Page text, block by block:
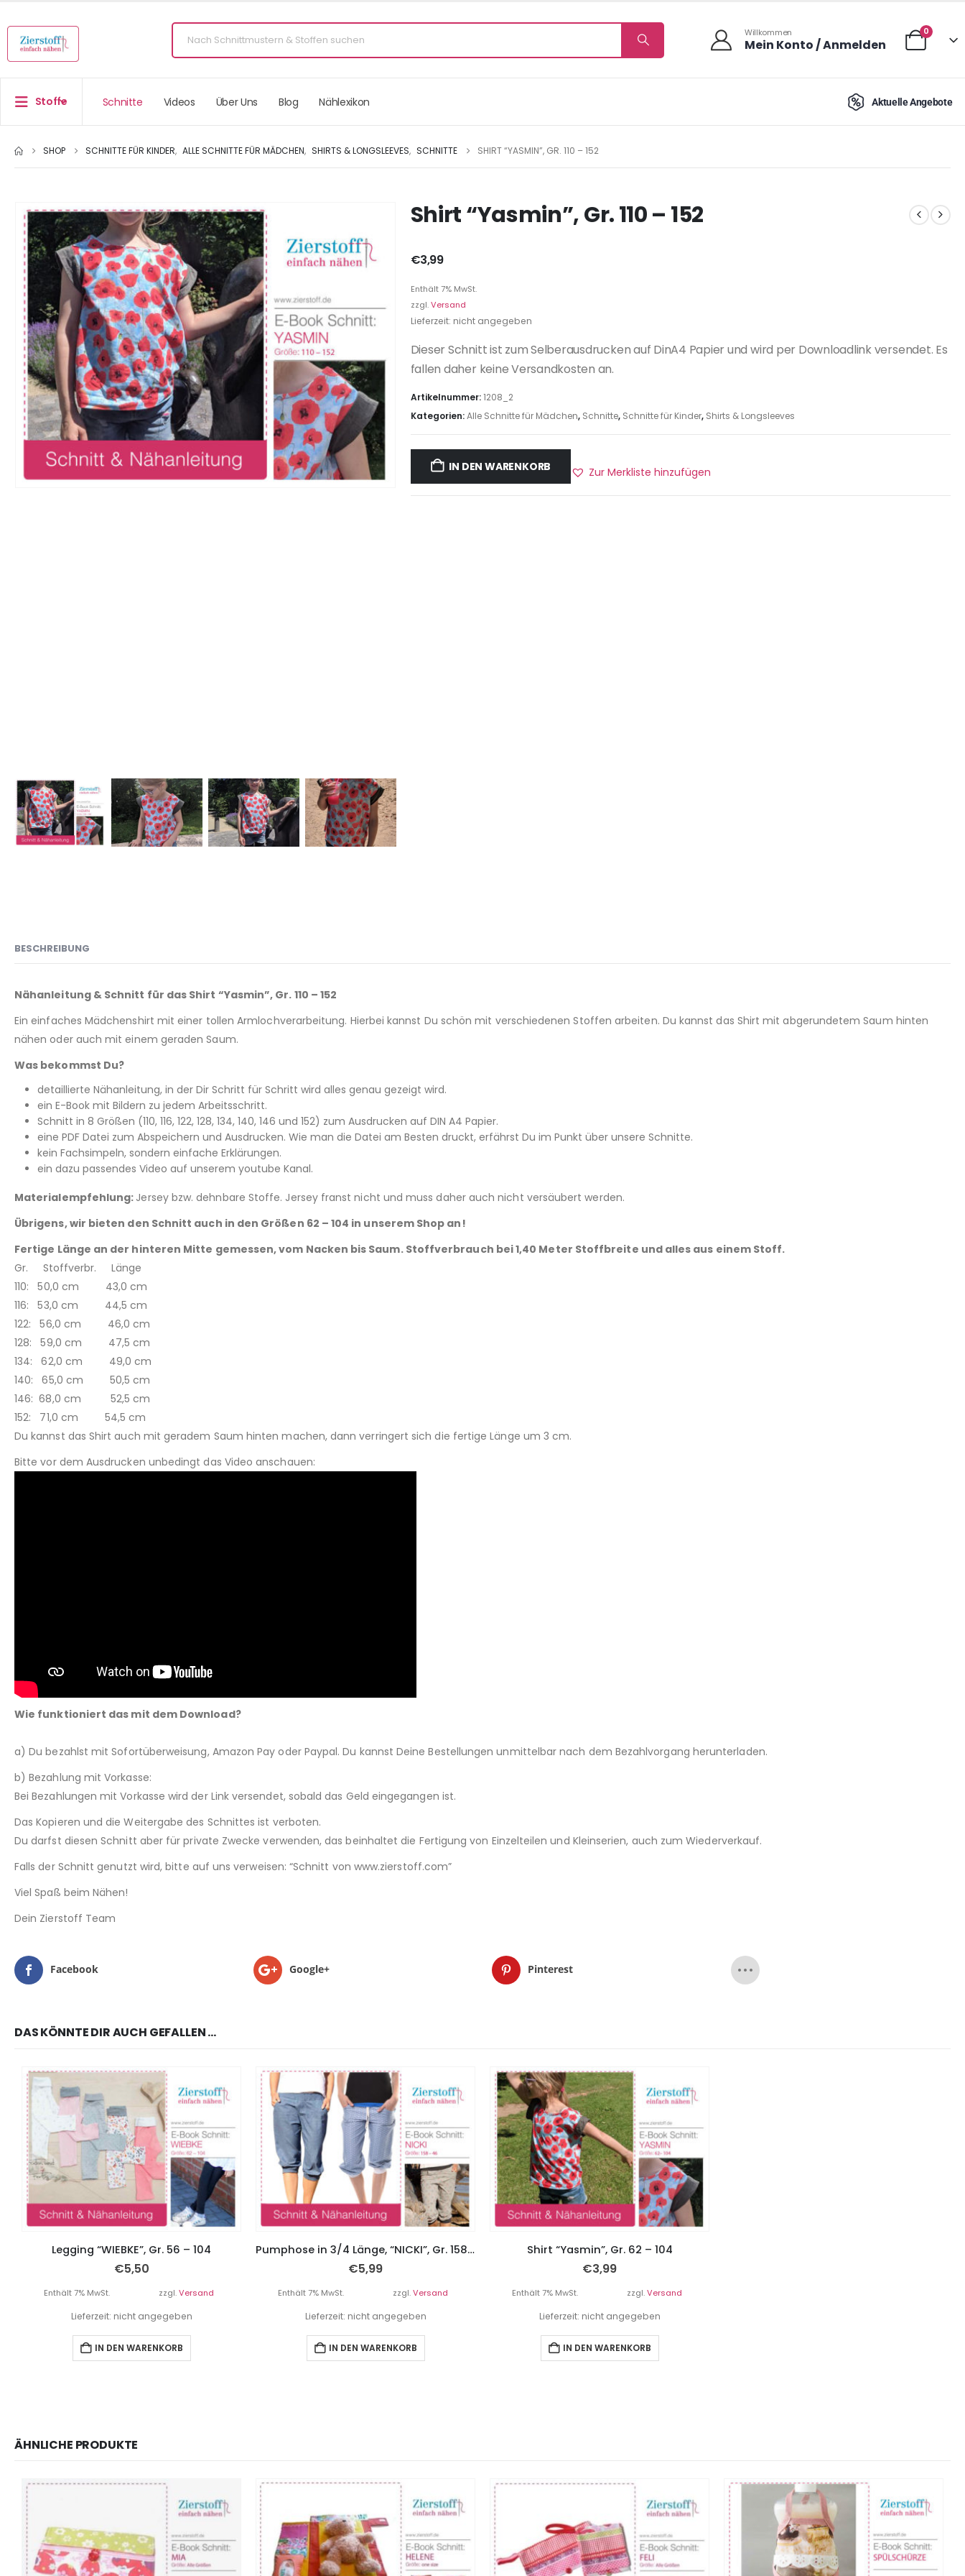
Willkommen
Mein Konto / Anmelden
0
Stoffe Schnitte Videos Über Uns Blog Nählexikon Aktuelle Angebote
SHOP SCHNITTE FÜR KINDER, ALLE SCHNITTE FÜR MÄDCHEN, SHIRTS & LONGSLEEVES, SCHNITTE SHIRT “YASMIN”, GR. 110 – 152
Shirt “Yasmin”, Gr. 110 – 152
€3,99
Enthält 7% MwSt.
zzgl.Versand
Lieferzeit: nicht angegeben
Dieser Schnitt ist zum Selberausdrucken auf DinA4 Papier und wird per Downloadlink versendet. Es
fallen daher keine Versandkosten an.
Artikelnummer:1208_2
Kategorien:Alle Schnitte für Mädchen, Schnitte, Schnitte für Kinder, Shirts & Longsleeves
IN DEN WARENKORB Zur Merkliste hinzufügen
BESCHREIBUNG
Nähanleitung & Schnitt für das Shirt “Yasmin”, Gr. 110 – 152
Ein einfaches Mädchenshirt mit einer tollen Armlochverarbeitung. Hierbei kannst Du schön mit verschiedenen Stoffen arbeiten. Du kannst das Shirt mit abgerundetem Saum hinten
nähen oder auch mit einem geraden Saum.
Was bekommst Du?
detaillierte Nähanleitung, in der Dir Schritt für Schritt wird alles genau gezeigt wird.
ein E-Book mit Bildern zu jedem Arbeitsschritt.
Schnitt in 8 Größen (110, 116, 122, 128, 134, 140, 146 und 152) zum Ausdrucken auf DIN A4 Papier.
eine PDF Datei zum Abspeichern und Ausdrucken. Wie man die Datei am Besten druckt, erfährst Du im Punkt über unsere Schnitte.
kein Fachsimpeln, sondern einfache Erklärungen.
ein dazu passendes Video auf unserem youtube Kanal.
Materialempfehlung: Jersey bzw. dehnbare Stoffe. Jersey franst nicht und muss daher auch nicht versäubert werden.
Übrigens, wir bieten den Schnitt auch in den Größen 62 – 104 in unserem Shop an!
Fertige Länge an der hinteren Mitte gemessen, vom Nacken bis Saum. Stoffverbrauch bei 1,40 Meter Stoffbreite und alles aus einem Stoff.
Gr. Stoffverbr. Länge
110: 50,0 cm 43,0 cm
116: 53,0 cm 44,5 cm
122: 56,0 cm 46,0 cm
128: 59,0 cm 47,5 cm
134: 62,0 cm 49,0 cm
140: 65,0 cm 50,5 cm
146: 68,0 cm 52,5 cm
152: 71,0 cm 54,5 cm
Du kannst das Shirt auch mit geradem Saum hinten machen, dann verringert sich die fertige Länge um 3 cm.
Bitte vor dem Ausdrucken unbedingt das Video anschauen:
Wie funktioniert das mit dem Download?
a) Du bezahlst mit Sofortüberweisung, Amazon Pay oder Paypal. Du kannst Deine Bestellungen unmittelbar nach dem Bezahlvorgang herunterladen.
b) Bezahlung mit Vorkasse:
Bei Bezahlungen mit Vorkasse wird der Link versendet, sobald das Geld eingegangen ist.
Das Kopieren und die Weitergabe des Schnittes ist verboten.
Du darfst diesen Schnitt aber für private Zwecke verwenden, das beinhaltet die Fertigung von Einzelteilen und Kleinserien, auch zum Wiederverkauf.
Falls der Schnitt genutzt wird, bitte auf uns verweisen: “Schnitt von www.zierstoff.com”
Viel Spaß beim Nähen!
Dein Zierstoff Team
Facebook Google+ Pinterest
DAS KÖNNTE DIR AUCH GEFALLEN …
Legging “WIEBKE”, Gr. 56 – 104
€5,50
Enthält 7% MwSt. zzgl.Versand
Lieferzeit: nicht angegeben
IN DEN WARENKORB
Pumphose in 3/4 Länge, “NICKI”, Gr. 158 – Damengr. 46 – 2 Schnitte
€5,99
Enthält 7% MwSt. zzgl.Versand
Lieferzeit: nicht angegeben
IN DEN WARENKORB
Shirt “Yasmin”, Gr. 62 – 104
€3,99
Enthält 7% MwSt. zzgl.Versand
Lieferzeit: nicht angegeben
IN DEN WARENKORB
ÄHNLICHE PRODUKTE